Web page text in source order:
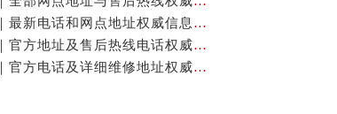
成都天梭官方售后服务中心｜最新电话和网点地址权威信息公示（2026年7月最新）
成都天梭官方售后服务中心｜官方地址及售后热线电话权威信息公示（2026年7月最新）
成都天梭官方售后服务中心｜官方电话及详细维修地址权威信息公示（2026年7月最新）